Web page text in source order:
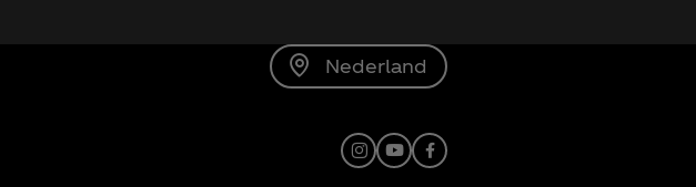
Nederland
Instagram
YoutubeFacebook